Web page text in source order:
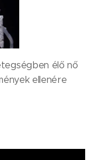
élő nő
ellenére